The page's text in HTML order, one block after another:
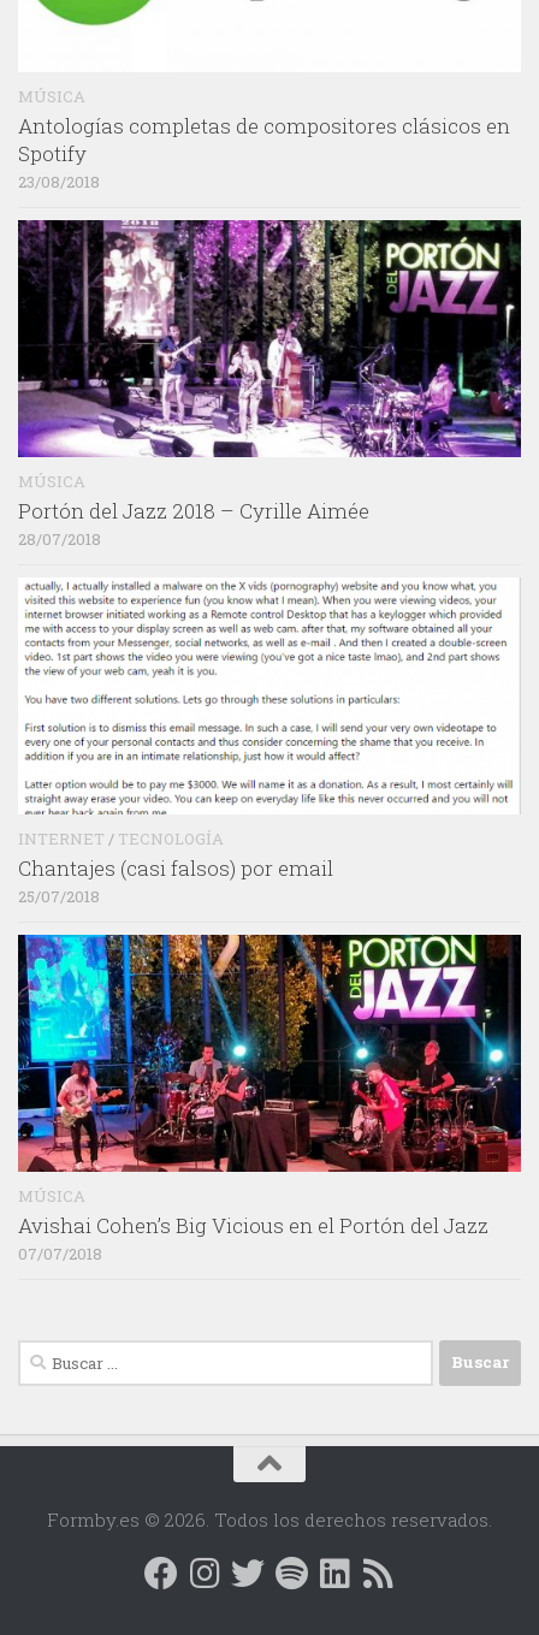
MÚSICA
Antologías completas de compositores clásicos en
Spotify
23/08/2018
MÚSICA
Portón del Jazz 2018 – Cyrille Aimée
28/07/2018
INTERNET / TECNOLOGÍA
Chantajes (casi falsos) por email
25/07/2018
MÚSICA
Avishai Cohen’s Big Vicious en el Portón del Jazz
07/07/2018
Buscar:
Formby.es © 2026. Todos los derechos reservados.